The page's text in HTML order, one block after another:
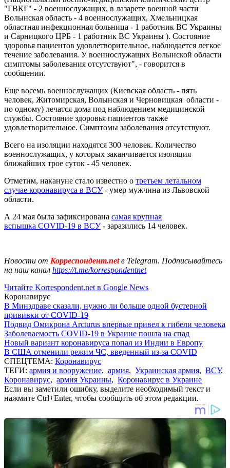
"ГВКГ" - 2 военнослужащих, в лазарете военной части
Волынская область - 4 военнослужащих, Хмельницкая
областная инфекционная больница - 1 работник ВС Украины
и Сарницкого ЦРБ - 1 работник ВС Украины ). Состояние
здоровья пациентов удовлетворительное, наблюдается легкое
течение заболевания. У военнослужащих Волынской области
симптомы заболевания отсутствуют", - говорится в
сообщении.
Еще восемь военнослужащих (Киевская область - пять
человек, Житомирская, Волынская и Черновицкая области -
по одному) лечатся дома под наблюдением медицинской
службы. Состояние здоровья пациентов также
удовлетворительное. Симптомы заболевания отсутствуют.
Всего на изоляции находятся 300 человек. Количество
военнослужащих, у которых заканчивается изоляция
ближайших трое суток - 45 человек.
Отметим, накануне стало известно о третьем летальном
случае коронавируса в ВСУ- умер мужчина из Львовской
области.
А 24 мая была зафиксирована самая крупная
вспышка COVID-19 в ВСУ- заразились 14 человек.
Новости от Корреспондент.netв Telegram. Подписывайтесь
на наш канал https://t.me/korrespondentnet
Читайте Korrespondent.net в Google News
Коронавирус
В Минздраве сказали, нужно ли больше одной бустерной
прививки от COVID-19
Подвид Омикрона Arcturus впервые привел к гибели человека
Заболеваемость COVID-19 в Украине пошла на спад
Новый вариант коронавируса попал из Индии в Европу
В США отменили режим ЧС, введенный из-за COVID
СПЕЦТЕМА: Коронавирус
ТЕГИ: армия и вооружение, армия, Украинская армия, ВСУ,
Коронавирус, армия Украины, Коронавирус в Украине
Если вы заметили ошибку, выделите необходимый текст и
нажмите Ctrl+Enter, чтобы сообщить об этом редакции.